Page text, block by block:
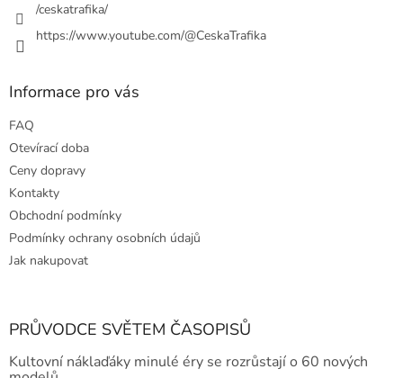
/ceskatrafika/
https://www.youtube.com/@CeskaTrafika
Informace pro vás
FAQ
Otevírací doba
Ceny dopravy
Kontakty
Obchodní podmínky
Podmínky ochrany osobních údajů
Jak nakupovat
PRŮVODCE SVĚTEM ČASOPISŮ
Kultovní náklaďáky minulé éry se rozrůstají o 60 nových